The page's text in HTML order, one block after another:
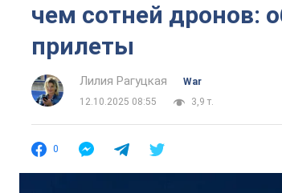
чем сотней дронов:
прилеты
Лилия Рагуцкая
War
12.10.2025 08:55
3,9 т.
0